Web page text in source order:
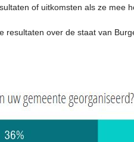
of uitkomsten als ze
resultaten over de staat van